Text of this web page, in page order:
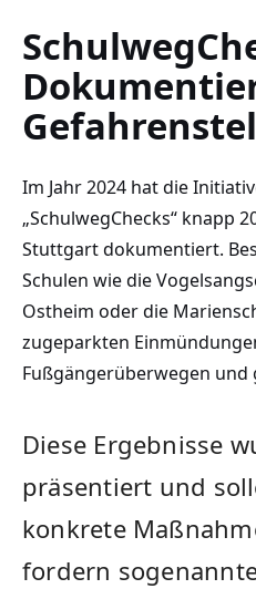
Im Jahr 2024 hat die
„SchulwegChecks“ knapp
Stuttgart dokumentiert.
Schulen wie die
Ostheim oder die
zugeparkten
Fußgängerüberwegen
Diese Ergebnisse
präsentiert und
konkrete
fordern